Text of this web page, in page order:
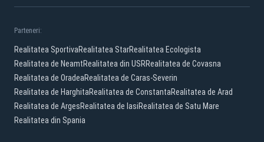
Parteneri:
Realitatea SportivaRealitatea StarRealitatea Ecologista
Realitatea de NeamtRealitatea din USRRealitatea de Covasna
Realitatea de OradeaRealitatea de Caras-Severin
Realitatea de HarghitaRealitatea de ConstantaRealitatea de Arad
Realitatea de ArgesRealitatea de IasiRealitatea de Satu Mare
Realitatea din Spania